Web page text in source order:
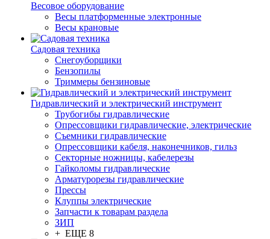
Весовое оборудование
Весы платформенные электронные
Весы крановые
Садовая техника
Снегоуборщики
Бензопилы
Триммеры бензиновые
Гидравлический и электрический инструмент
Трубогибы гидравлические
Опрессовщики гидравлические, электрические
Съемники гидравлические
Опрессовщики кабеля, наконечников, гильз
Секторные ножницы, кабелерезы
Гайколомы гидравлические
Арматурорезы гидравлические
Прессы
Клуппы электрические
Запчасти к товарам раздела
ЗИП
+ ЕЩЕ 8